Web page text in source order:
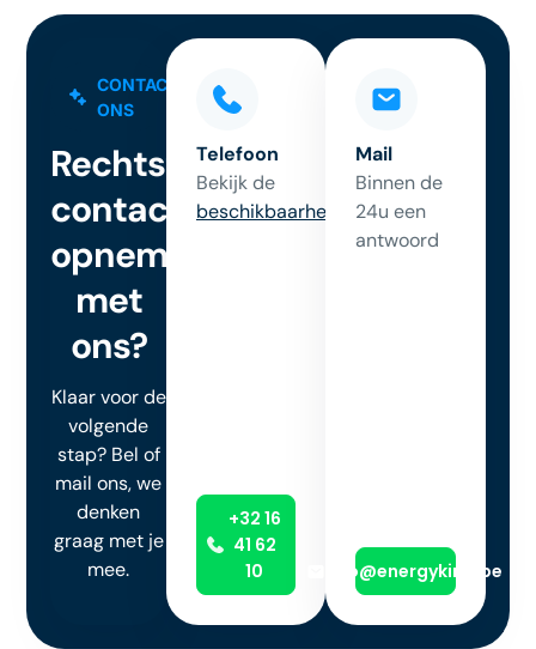
CONTACTEER
ONS
Rechtstreeks
contact
opnemen
met
ons?
Klaar voor de
volgende
stap? Bel of
mail ons, we
denken
graag met je
mee.
Telefoon
Bekijk de
beschikbaarheid
+32 16
41 62
10
Mail
Binnen de
24u een
antwoord
info@energyking.be